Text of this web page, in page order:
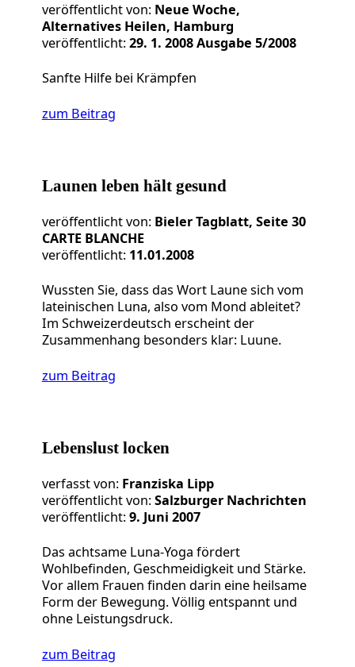
veröffentlicht von: Neue Woche,
Alternatives Heilen, Hamburg
veröffentlicht:29. 1. 2008 Ausgabe 5/2008
Sanfte Hilfe bei Krämpfen
zum Beitrag
Launen leben hält gesund
veröffentlicht von: Bieler Tagblatt, Seite 30
CARTE BLANCHE
veröffentlicht: 11.01.2008
Wussten Sie, dass das Wort Laune sich vom
lateinischen Luna, also vom Mond ableitet?
Im Schweizerdeutsch erscheint der
Zusammenhang besonders klar: Luune.
zum Beitrag
Lebenslust locken
verfasst von: Franziska Lipp
veröffentlicht von:Salzburger Nachrichten
veröffentlicht:9. Juni 2007
Das achtsame Luna-Yoga fördert
Wohlbefinden, Geschmeidigkeit und Stärke.
Vor allem Frauen finden darin eine heilsame
Form der Bewegung. Völlig entspannt und
ohne Leistungsdruck.
zum Beitrag